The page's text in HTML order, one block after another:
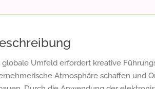
globale Umfeld erfordert kreative
Atmosphäre schaffen und